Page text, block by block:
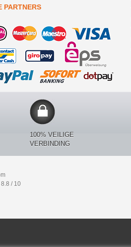
PARTNERS
100% VEILIGE
VERBINDING
/ 10